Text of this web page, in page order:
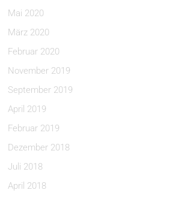
Mai 2020
März 2020
Februar 2020
November 2019
September 2019
April 2019
Februar 2019
Dezember 2018
Juli 2018
April 2018